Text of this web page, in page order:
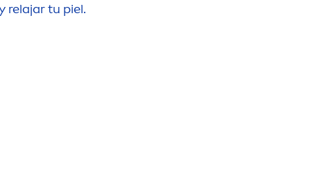
relajar tu piel.